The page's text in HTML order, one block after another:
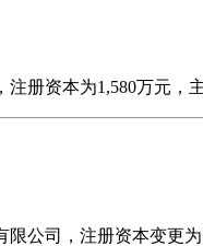
册资本为1,580万元，
公司，注册资本变更为